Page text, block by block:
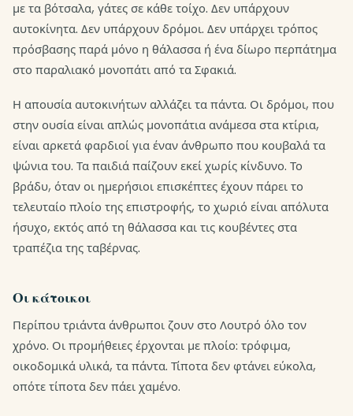
με τα βότσαλα, γάτες σε κάθε τοίχο. Δεν υπάρχουν
αυτοκίνητα. Δεν υπάρχουν δρόμοι. Δεν υπάρχει τρόπος
πρόσβασης παρά μόνο η θάλασσα ή ένα δίωρο περπάτημα
στο παραλιακό μονοπάτι από τα Σφακιά.
Η απουσία αυτοκινήτων αλλάζει τα πάντα. Οι δρόμοι, που
στην ουσία είναι απλώς μονοπάτια ανάμεσα στα κτίρια,
είναι αρκετά φαρδιοί για έναν άνθρωπο που κουβαλά τα
ψώνια του. Τα παιδιά παίζουν εκεί χωρίς κίνδυνο. Το
βράδυ, όταν οι ημερήσιοι επισκέπτες έχουν πάρει το
τελευταίο πλοίο της επιστροφής, το χωριό είναι απόλυτα
ήσυχο, εκτός από τη θάλασσα και τις κουβέντες στα
τραπέζια της ταβέρνας.
Οι κάτοικοι
Περίπου τριάντα άνθρωποι ζουν στο Λουτρό όλο τον
χρόνο. Οι προμήθειες έρχονται με πλοίο: τρόφιμα,
οικοδομικά υλικά, τα πάντα. Τίποτα δεν φτάνει εύκολα,
οπότε τίποτα δεν πάει χαμένο.